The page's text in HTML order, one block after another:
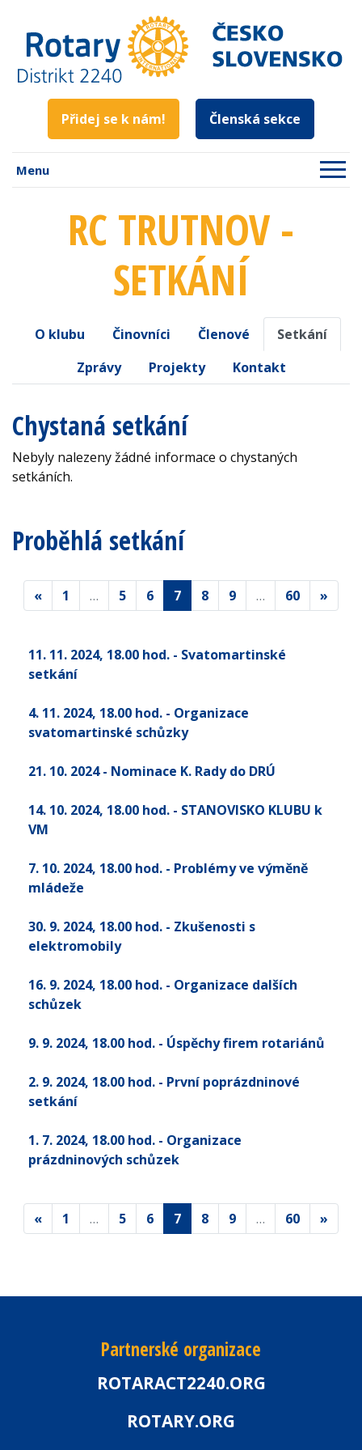
Přidej se k nám! Členská sekce
Menu
RC TRUTNOV -
SETKÁNÍ
O klubu Činovníci Členové
Setkání
Zprávy
Projekty Kontakt
Chystaná setkání
Nebyly nalezeny žádné informace o chystaných
setkáních.
Proběhlá setkání
« 1 … 5 6 7 8 9 … 60 »
11. 11. 2024, 18.00 hod. - Svatomartinské
setkání
4. 11. 2024, 18.00 hod. - Organizace
svatomartinské schůzky
21. 10. 2024 - Nominace K. Rady do DRÚ
14. 10. 2024, 18.00 hod. - STANOVISKO KLUBU k
VM
7. 10. 2024, 18.00 hod. - Problémy ve výměně
mládeže
30. 9. 2024, 18.00 hod. - Zkušenosti s
elektromobily
16. 9. 2024, 18.00 hod. - Organizace dalších
schůzek
9. 9. 2024, 18.00 hod. - Úspěchy firem rotariánů
2. 9. 2024, 18.00 hod. - První poprázdninové
setkání
1. 7. 2024, 18.00 hod. - Organizace
prázdninových schůzek
« 1 … 5 6 7 8 9 … 60 »
Partnerské organizace
ROTARACT2240.ORG
ROTARY.ORG